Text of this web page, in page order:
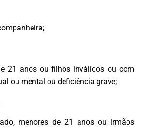
21 anos ou filhos inválidos ou com
ou mental ou deficiência grave;
menores de 21 anos ou irmãos